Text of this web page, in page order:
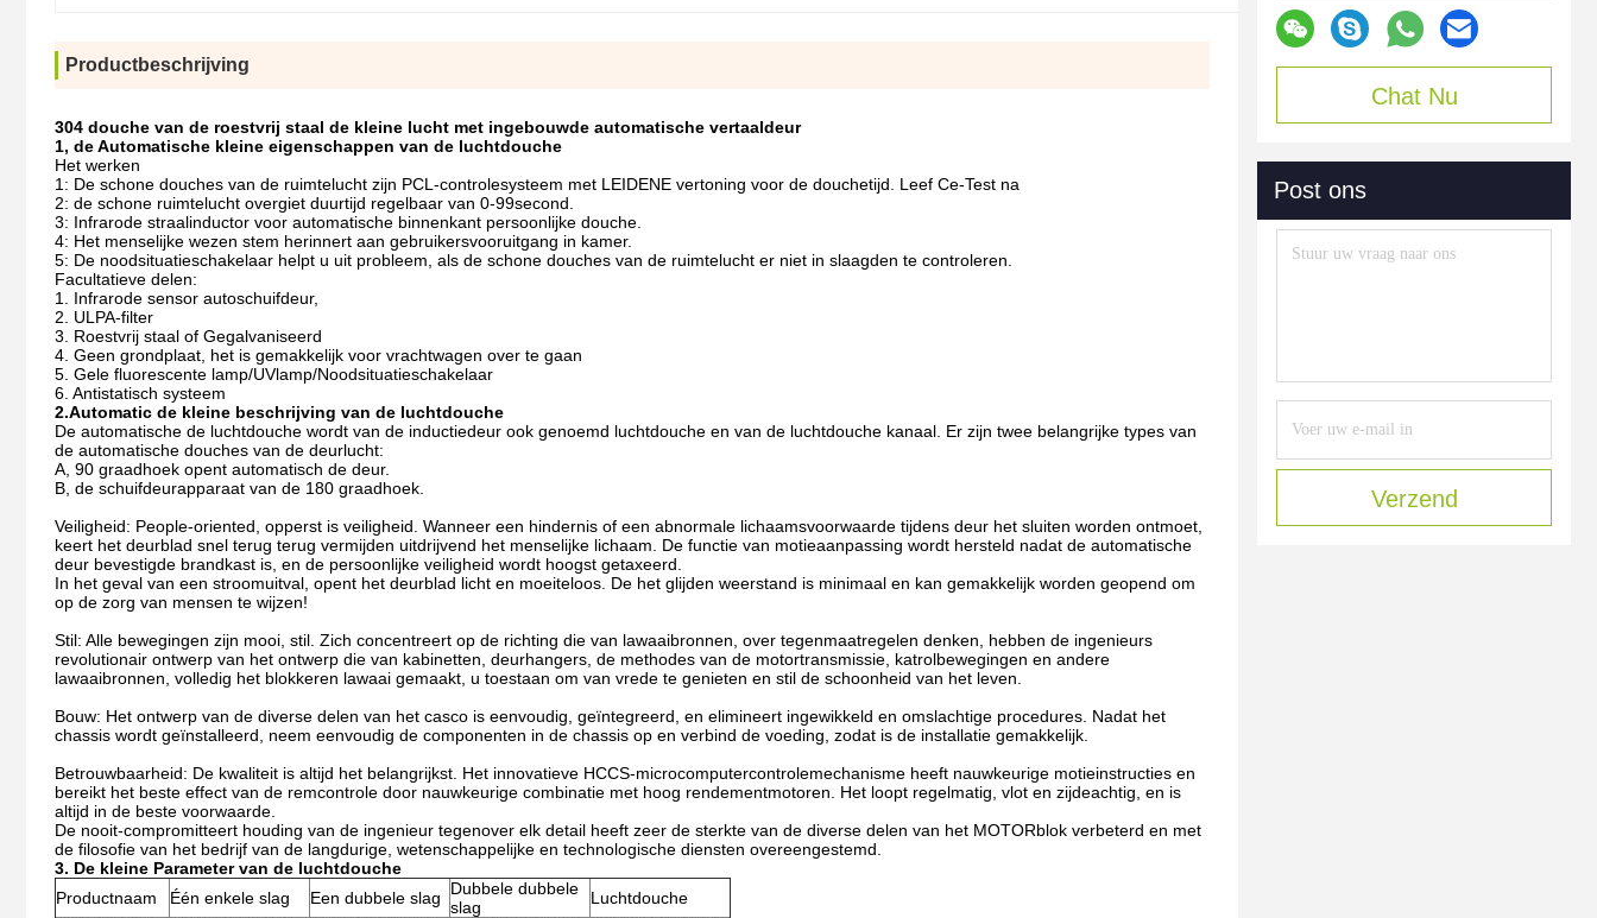
Productbeschrijving
304 douche van de roestvrij staal de kleine lucht met ingebouwde automatische vertaaldeur
1, de Automatische kleine eigenschappen van de luchtdouche
Het werken
1: De schone douches van de ruimtelucht zijn PCL-controlesysteem met LEIDENE vertoning voor de douchetijd. Leef Ce-Test na
2: de schone ruimtelucht overgiet duurtijd regelbaar van 0-99second.
3: Infrarode straalinductor voor automatische binnenkant persoonlijke douche.
4: Het menselijke wezen stem herinnert aan gebruikersvooruitgang in kamer.
5: De noodsituatieschakelaar helpt u uit probleem, als de schone douches van de ruimtelucht er niet in slaagden te controleren.
Facultatieve delen:
1. Infrarode sensor autoschuifdeur,
2. ULPA-filter
3. Roestvrij staal of Gegalvaniseerd
4. Geen grondplaat, het is gemakkelijk voor vrachtwagen over te gaan
5. Gele fluorescente lamp/UVlamp/Noodsituatieschakelaar
6. Antistatisch systeem
2.Automatic de kleine beschrijving van de luchtdouche
De automatische de luchtdouche wordt van de inductiedeur ook genoemd luchtdouche en van de luchtdouche kanaal. Er zijn twee belangrijke types van
de automatische douches van de deurlucht:
A, 90 graadhoek opent automatisch de deur.
B, de schuifdeurapparaat van de 180 graadhoek.
Veiligheid: People-oriented, opperst is veiligheid. Wanneer een hindernis of een abnormale lichaamsvoorwaarde tijdens deur het sluiten worden ontmoet,
keert het deurblad snel terug terug vermijden uitdrijvend het menselijke lichaam. De functie van motieaanpassing wordt hersteld nadat de automatische
deur bevestigde brandkast is, en de persoonlijke veiligheid wordt hoogst getaxeerd.
In het geval van een stroomuitval, opent het deurblad licht en moeiteloos. De het glijden weerstand is minimaal en kan gemakkelijk worden geopend om
op de zorg van mensen te wijzen!
Stil: Alle bewegingen zijn mooi, stil. Zich concentreert op de richting die van lawaaibronnen, over tegenmaatregelen denken, hebben de ingenieurs
revolutionair ontwerp van het ontwerp die van kabinetten, deurhangers, de methodes van de motortransmissie, katrolbewegingen en andere
lawaaibronnen, volledig het blokkeren lawaai gemaakt, u toestaan om van vrede te genieten en stil de schoonheid van het leven.
Bouw: Het ontwerp van de diverse delen van het casco is eenvoudig, geïntegreerd, en elimineert ingewikkeld en omslachtige procedures. Nadat het
chassis wordt geïnstalleerd, neem eenvoudig de componenten in de chassis op en verbind de voeding, zodat is de installatie gemakkelijk.
Betrouwbaarheid: De kwaliteit is altijd het belangrijkst. Het innovatieve HCCS-microcomputercontrolemechanisme heeft nauwkeurige motieinstructies en
bereikt het beste effect van de remcontrole door nauwkeurige combinatie met hoog rendementmotoren. Het loopt regelmatig, vlot en zijdeachtig, en is
altijd in de beste voorwaarde.
De nooit-compromitteert houding van de ingenieur tegenover elk detail heeft zeer de sterkte van de diverse delen van het MOTORblok verbeterd en met
de filosofie van het bedrijf van de langdurige, wetenschappelijke en technologische diensten overeengestemd.
3. De kleine Parameter van de luchtdouche
Productnaam
Één enkele slag Een dubbele slag
Dubbele dubbele
slag
Luchtdouche
Chat Nu
Post ons
Verzend